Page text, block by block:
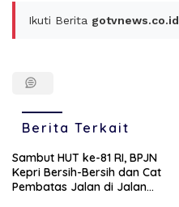
Ikuti Berita gotvnews.co.id
Berita Terkait
Sambut HUT ke-81 RI, BPJN
Kepri Bersih-Bersih dan Cat
Pembatas Jalan di Jalan